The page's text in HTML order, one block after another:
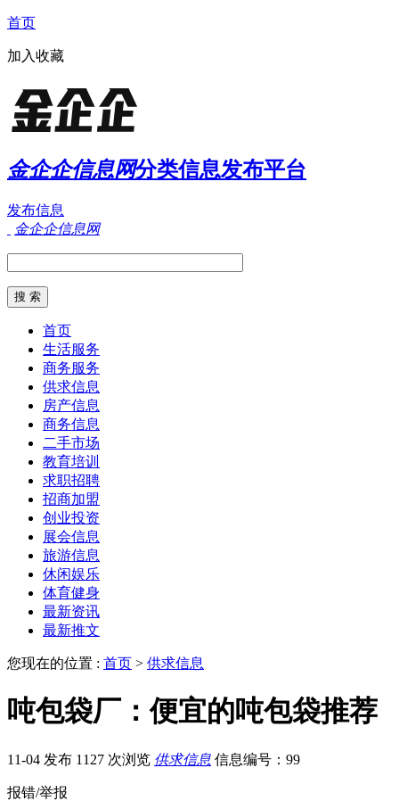
首页
加入收藏
金企企信息网分类信息发布平台
发布信息
金企企信息网
首页
生活服务
商务服务
供求信息
房产信息
商务信息
二手市场
教育培训
求职招聘
招商加盟
创业投资
展会信息
旅游信息
休闲娱乐
体育健身
最新资讯
最新推文
您现在的位置 : 首页 > 供求信息
吨包袋厂：便宜的吨包袋推荐
11-04 发布 1127 次浏览 供求信息 信息编号：99
报错/举报